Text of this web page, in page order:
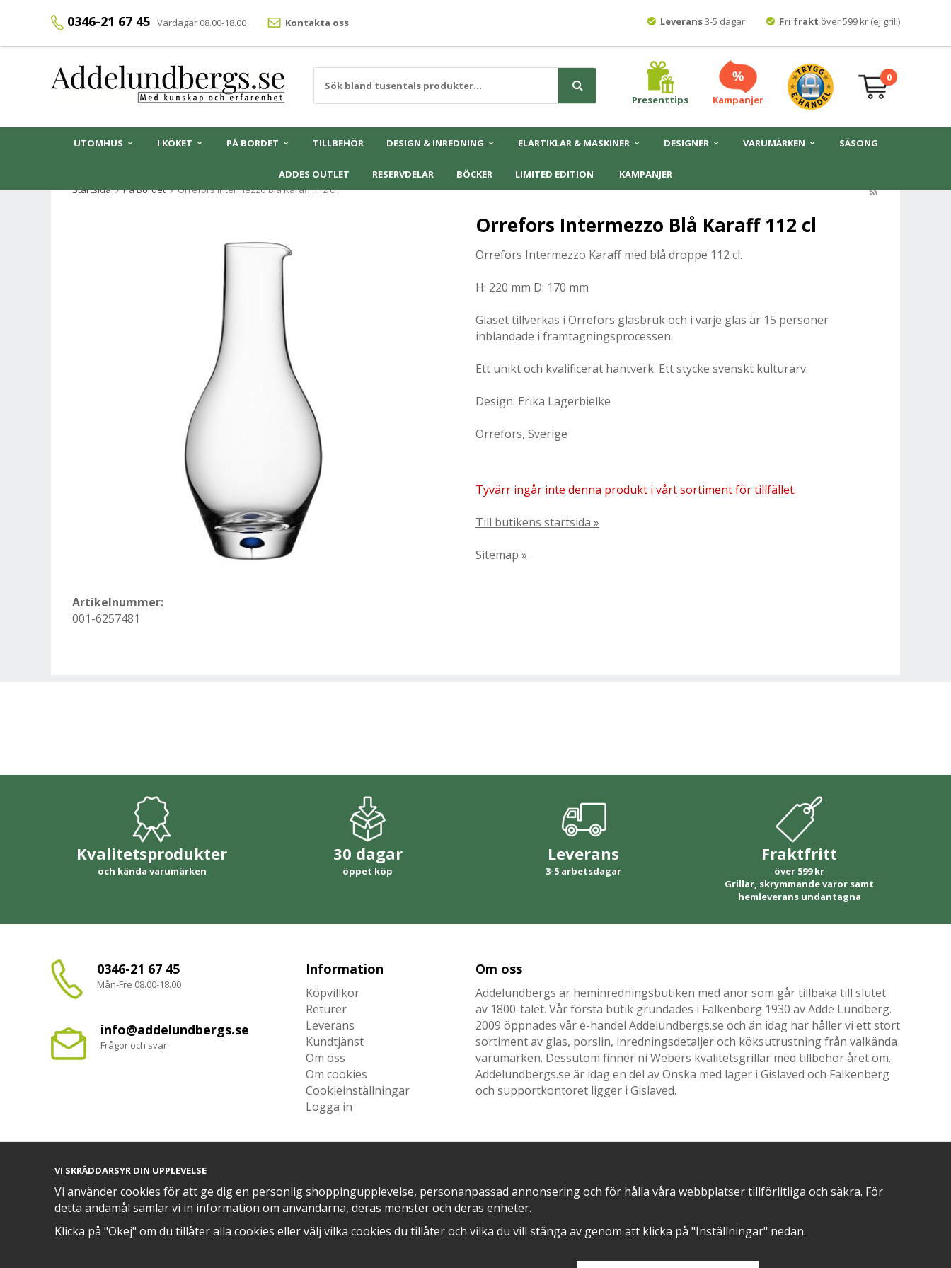
0346-21 67 45 Vardagar 08.00-18.00 Kontakta oss Leverans3-5 dagar Fri frakt över 599 kr (ej grill)
Presenttips Kampanjer
0
UTOMHUS I KÖKET PÅ BORDET TILLBEHÖR DESIGN & INREDNING ELARTIKLAR & MASKINER DESIGNER VARUMÄRKEN SÄSONG
ADDES OUTLET RESERVDELAR BÖCKER LIMITED EDITION
KAMPANJER
Startsida
På Bordet Orrefors Intermezzo Blå Karaff 112 cl
Orrefors Intermezzo Blå Karaff 112 cl
Orrefors Intermezzo Karaff med blå droppe 112 cl.
H: 220 mm D: 170 mm
Glaset tillverkas i Orrefors glasbruk och i varje glas är 15 personer
inblandade i framtagningsprocessen.
Ett unikt och kvalificerat hantverk. Ett stycke svenskt kulturarv.
Design: Erika Lagerbielke
Orrefors, Sverige
Tyvärr ingår inte denna produkt i vårt sortiment för tillfället.
Till butikens startsida »
Sitemap »
Artikelnummer:
001-6257481
Kvalitetsprodukter
och kända varumärken
30 dagar
öppet köp
Leverans
3-5 arbetsdagar
Fraktfritt
över 599 kr
Grillar, skrymmande varor samt
hemleverans undantagna
0346-21 67 45
Mån-Fre 08.00-18.00
info@addelundbergs.se
Frågor och svar
Information
Köpvillkor
Returer
Leverans
Kundtjänst
Om oss
Om cookies
Cookieinställningar
Logga in
Om oss
Addelundbergs är heminredningsbutiken med anor som går tillbaka till slutet
av 1800-talet. Vår första butik grundades i Falkenberg 1930 av Adde Lundberg.
2009 öppnades vår e-handel Addelundbergs.se och än idag har håller vi ett stort
sortiment av glas, porslin, inredningsdetaljer och köksutrustning från välkända
varumärken. Dessutom finner ni Webers kvalitetsgrillar med tillbehör året om.
Addelundbergs.se är idag en del av Önska med lager i Gislaved och Falkenberg
och supportkontoret ligger i Gislaved.
VI SKRÄDDARSYR DIN UPPLEVELSE
Vi använder cookies för att ge dig en personlig shoppingupplevelse, personanpassad annonsering och för hålla våra webbplatser tillförlitliga och säkra. För
detta ändamål samlar vi in information om användarna, deras mönster och deras enheter.
Klicka på "Okej" om du tillåter alla cookies eller välj vilka cookies du tillåter och vilka du vill stänga av genom att klicka på "Inställningar" nedan.